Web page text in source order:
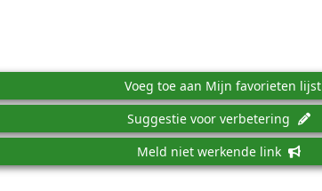
Voeg toe aan Mijn favorieten lijst
Suggestie voor verbetering
Meld niet werkende link